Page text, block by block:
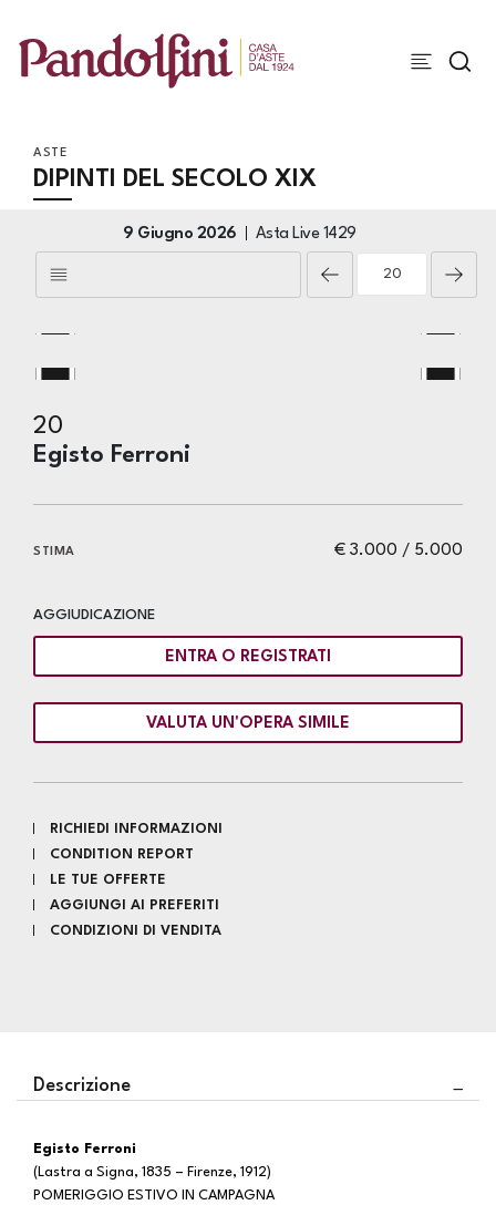
ASTE
DIPINTI DEL SECOLO XIX
9 Giugno 2026 Asta Live 1429
20
Egisto Ferroni
€ 3.000 / 5.000
STIMA
AGGIUDICAZIONE
ENTRA O REGISTRATI
VALUTA UN'OPERA SIMILE
RICHIEDI INFORMAZIONI
CONDITION REPORT
LE TUE OFFERTE
AGGIUNGI AI PREFERITI
CONDIZIONI DI VENDITA
Descrizione
Egisto Ferroni
(Lastra a Signa, 1835 – Firenze, 1912)
POMERIGGIO ESTIVO IN CAMPAGNA